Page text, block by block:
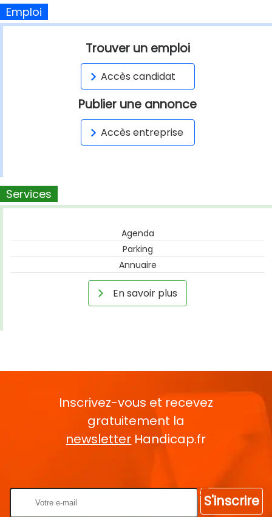
Emploi
Trouver un emploi
Accès candidat
Publier une annonce
Accès entreprise
Services
Agenda
Parking
Annuaire
En savoir plus
Inscrivez-vous et recevez
gratuitement la
newsletter Handicap.fr
S'inscrire